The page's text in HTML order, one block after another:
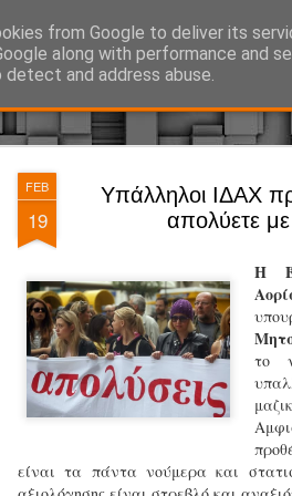
FEB
19
Υπάλληλοι ΙΔΑΧ
απολύετε
Η
το
είναι τα πάντα νούμερα και
from Google to deliver its
along with performance and
and address abuse.
τα νέα! Ό, τι